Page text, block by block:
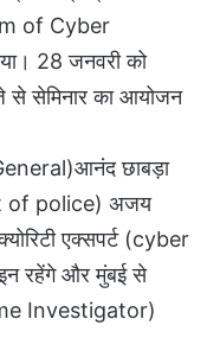
of Cyber
28 जनवरी को
सेमिनार का आयोजन
छाबड़ा
of police) अजय
एक्सपर्ट (cyber
रहेंगे और मुंबई से
Investigator)